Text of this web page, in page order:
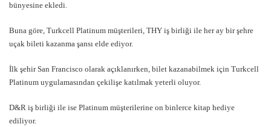
bünyesine ekledi.
Buna göre, Turkcell Platinum müşterileri, THY iş birliği ile her ay bir şehre
uçak bileti kazanma şansı elde ediyor.
İlk şehir San Francisco olarak açıklanırken, bilet kazanabilmek için Turkcell
Platinum uygulamasından çekilişe katılmak yeterli oluyor.
D&R iş birliği ile ise Platinum müşterilerine on binlerce kitap hediye
ediliyor.